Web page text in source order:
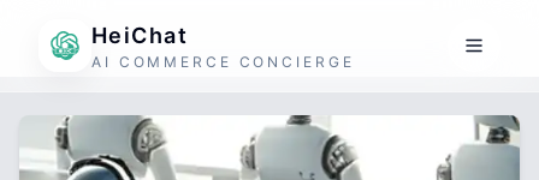
HeiChat
AI COMMERCE CONCIERGE